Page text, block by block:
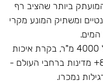
ביותר שהציב רף
ומשתיק המונע מקרי
איכות -מפעל ייצור בשטח של 4000 מ"ר, בקרת איכות
קפדנית, אספקת מוצרים ל-80+ מדינות ברחבי העולם -